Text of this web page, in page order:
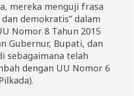
mereka menguji frasa
demokratis” dalam
Nomor 8 Tahun 2015
Gubernur, Bupati, dan
sebagaimana telah
dengan UU Nomor 6